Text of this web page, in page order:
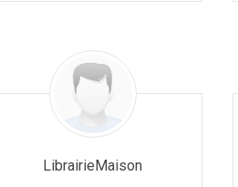
LibrairieMaison